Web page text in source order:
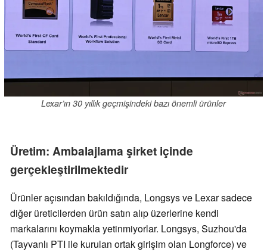
Lexar’ın 30 yıllık geçmişindeki bazı önemli ürünler
Üretim: Ambalajlama şirket içinde
gerçekleştirilmektedir
Ürünler açısından bakıldığında, Longsys ve Lexar sadece
diğer üreticilerden ürün satın alıp üzerlerine kendi
markalarını koymakla yetinmiyorlar. Longsys, Suzhou'da
(Tayvanlı PTI ile kurulan ortak girişim olan Longforce) ve